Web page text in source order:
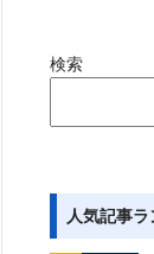
検索
人気記事